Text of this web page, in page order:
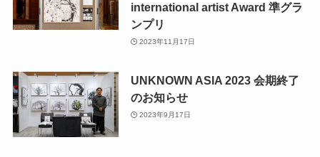
international artist Award 準グラ
ンプリ
2023年11月17日
UNKNOWN ASIA 2023 会期終了
のお知らせ
2023年9月17日